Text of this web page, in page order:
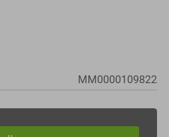
MM0000109822